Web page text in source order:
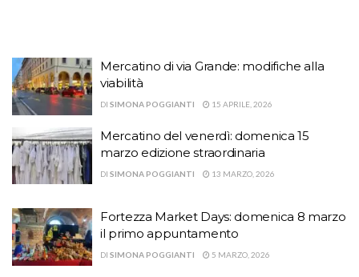
Mercatino di via Grande: modifiche alla
viabilità
DI SIMONA POGGIANTI 15 APRILE, 2026
Mercatino del venerdì: domenica 15
marzo edizione straordinaria
DI SIMONA POGGIANTI 13 MARZO, 2026
Fortezza Market Days: domenica 8 marzo
il primo appuntamento
DI SIMONA POGGIANTI 5 MARZO, 2026